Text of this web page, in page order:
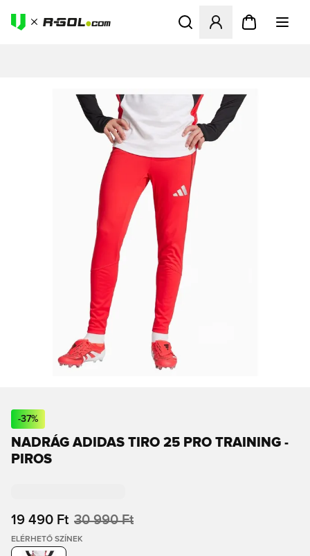
Megnyit egy modált a
-37%
NADRÁG ADIDAS TIRO 25 PRO TRAINING -
PIROS
19 490 Ft 30 990 Ft
ELÉRHETŐ SZÍNEK